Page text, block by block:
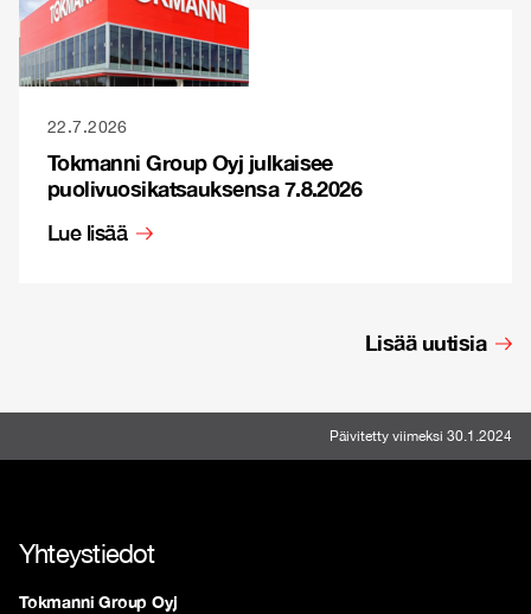
22.7.2026
Tokmanni Group Oyj julkaisee
puolivuosikatsauksensa 7.8.2026
Lue lisää
Lisää uutisia
Päivitetty viimeksi 30.1.2024
Yhteystiedot
Tokmanni Group Oyj